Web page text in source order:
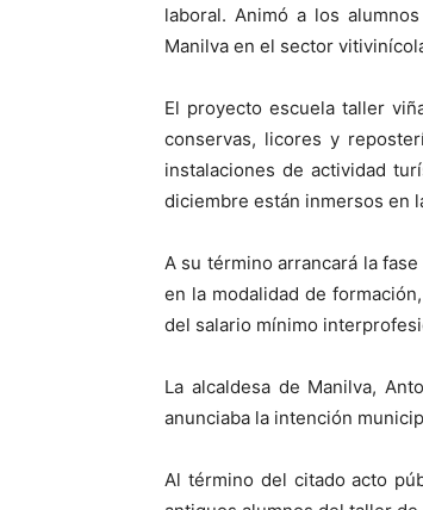
laboral. Animó a los
Manilva en el sector
El proyecto escuela taller
conservas, licores y
instalaciones de actividad
diciembre están inmersos en
A su término arrancará la
en la modalidad de
del salario mínimo
La alcaldesa de Manilva,
anunciaba la intención
Al término del citado acto